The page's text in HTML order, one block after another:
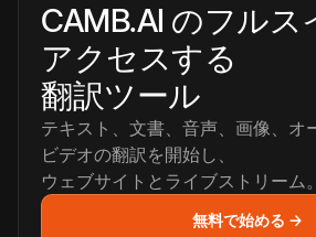
CAMB.AI のフルス
アクセスする
翻訳ツール
テキスト、文書、音声、画像、オ
ビデオの翻訳を開始し、
ウェブサイトとライブストリーム。
無料で始める →